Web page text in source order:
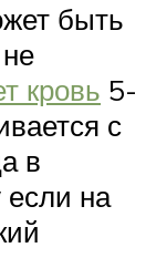
быть
кровь 5-
с
в
на